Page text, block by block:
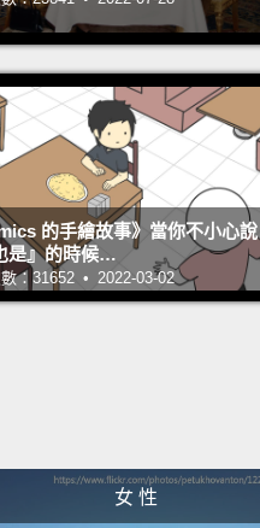
的手繪故事》當你不小心說
是』的時候…
：31652 • 2022-03-02
女 性